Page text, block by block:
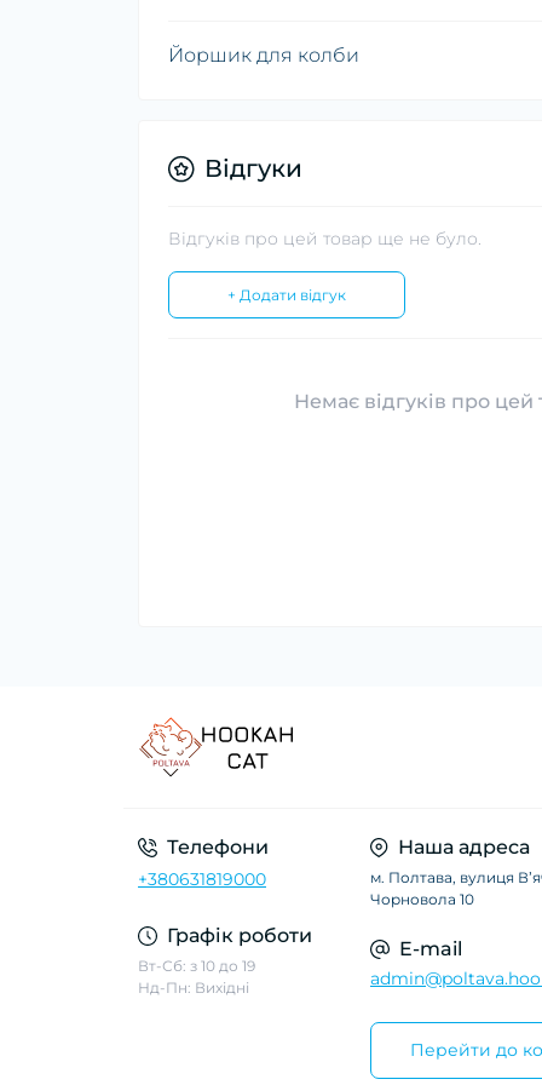
Йоршик для колби
Відгуки
Відгуків про цей товар ще не було.
+ Додати відгук
Немає відгуків про цей
Телефони
+380631819000
Графік роботи
Вт-Сб: з 10 до 19
Нд-Пн: Вихідні
Наша адреса
м. Полтава, вулиця
Чорновола 10
E-mail
Перейти до